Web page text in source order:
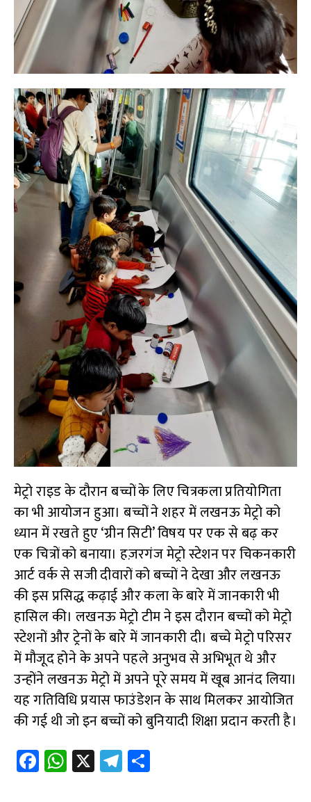
मेट्रो राइड के दौरान बच्चों के लिए चित्रकला प्रतियोगिता
का भी आयोजन हुआ। बच्चों ने शहर में लखनऊ मेट्रो को
ध्यान में रखते हुए ‘ग्रीन सिटी’ विषय पर एक से बढ़ कर
एक चित्रों को बनाया। हज़रगंज मेट्रो स्टेशन पर चिकनकारी
आर्ट वर्क से सजी दीवारों को बच्चों ने देखा और लखनऊ
की इस प्रसिद्ध कढ़ाई और कला के बारे में जानकारी भी
हासिल की। लखनऊ मेट्रो टीम ने इस दौरान बच्चों को मेट्रो
स्टेशनों और ट्रेनों के बारे में जानकारी दी। बच्चे मेट्रो परिसर
में मौजूद होने के अपने पहले अनुभव से अभिभूत थे और
उन्होंने लखनऊ मेट्रो में अपने पूरे समय में खूब आनंद लिया।
यह गतिविधि प्रयास फाउंडेशन के साथ मिलकर आयोजित
की गई थी जो इन बच्चों को बुनियादी शिक्षा प्रदान करती है।
Fa
ce
W
h
X Te
le